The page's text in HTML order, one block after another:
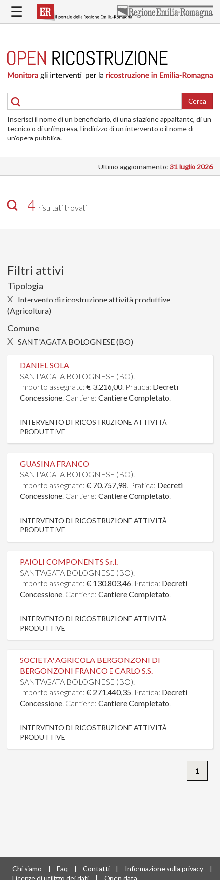
contenuto
RICOSTRUZIONE
PUBBLICA
DELLE
ABITAZIONI
RICOSTRUZIONE
ATTIVITÀ
INTERVENTI
SI
☰
Cerca
Inserisci il nome di un beneficiario, di una stazione appaltante, di un
tecnico o di un’impresa, l’indirizzo di un intervento o il nome di
un’opera pubblica.
Ultimo aggiornamento: 31 luglio 2026
4 risultati trovati
Filtri attivi
Tipologia
X Intervento di ricostruzione attività produttive
(Agricoltura)
Comune
X SANT'AGATA BOLOGNESE (BO)
DANIEL SOLA
SANT'AGATA BOLOGNESE (BO).
Importo assegnato: € 3.216,00. Pratica: Decreti
Concessione. Cantiere: Cantiere Completato.
INTERVENTO DI RICOSTRUZIONE ATTIVITÀ
PRODUTTIVE
GUASINA FRANCO
SANT'AGATA BOLOGNESE (BO).
Importo assegnato: € 70.757,98. Pratica: Decreti
Concessione. Cantiere: Cantiere Completato.
INTERVENTO DI RICOSTRUZIONE ATTIVITÀ
PRODUTTIVE
PAIOLI COMPONENTS S.r.l.
SANT'AGATA BOLOGNESE (BO).
Importo assegnato: € 130.803,46. Pratica: Decreti
Concessione. Cantiere: Cantiere Completato.
INTERVENTO DI RICOSTRUZIONE ATTIVITÀ
PRODUTTIVE
SOCIETA' AGRICOLA BERGONZONI DI
BERGONZONI FRANCO E CARLO S.S.
SANT'AGATA BOLOGNESE (BO).
Importo assegnato: € 271.440,35. Pratica: Decreti
Concessione. Cantiere: Cantiere Completato.
INTERVENTO DI RICOSTRUZIONE ATTIVITÀ
PRODUTTIVE
1
Chi siamo | Faq | Contatti | Informazione sulla privacy
|
Licenze di utilizzo dei dati
| Open data